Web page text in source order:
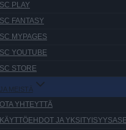
SC PLAY
SC FANTASY
SC MYPAGES
SC YOUTUBE
SC STORE
MEISTÄ
OTA YHTEYTTÄ
KÄYTTÖEHDOT JA